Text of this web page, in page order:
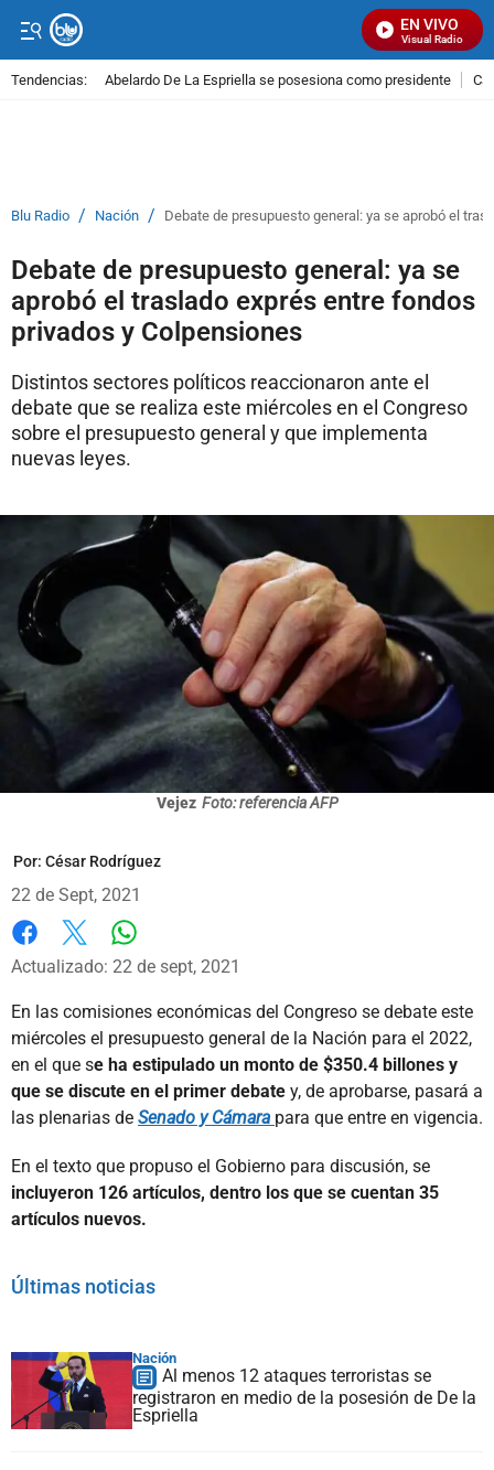
EN VIVO
Señal Visual Radio
Tendencias: Abelardo De La Espriella se posesiona como presidente
Blu Radio / Nación / Debate de presupuesto general: ya se aprobó el
Debate de presupuesto general: ya se
aprobó el traslado exprés entre fondos
privados y Colpensiones
Distintos sectores políticos reaccionaron ante el
debate que se realiza este miércoles en el Congreso
sobre el presupuesto general y que implementa
nuevas leyes.
Vejez Foto: referencia AFP
Por: César Rodríguez
22 de Sept, 2021
Facebook
X
Actualizado: 22 de sept, 2021
En las comisiones económicas del Congreso se debate este
miércoles el presupuesto general de la Nación para el 2022,
en el que se ha estipulado un monto de $350.4 billones y
que se discute en el primer debate y, de aprobarse, pasará a
las plenarias de Senado y Cámara para que entre en vigencia.
En el texto que propuso el Gobierno para discusión, se
incluyeron 126 artículos, dentro los que se cuentan 35
artículos nuevos.
Últimas noticias
Nación
Al menos 12 ataques terroristas se
registraron en medio de la posesión de De la
Espriella